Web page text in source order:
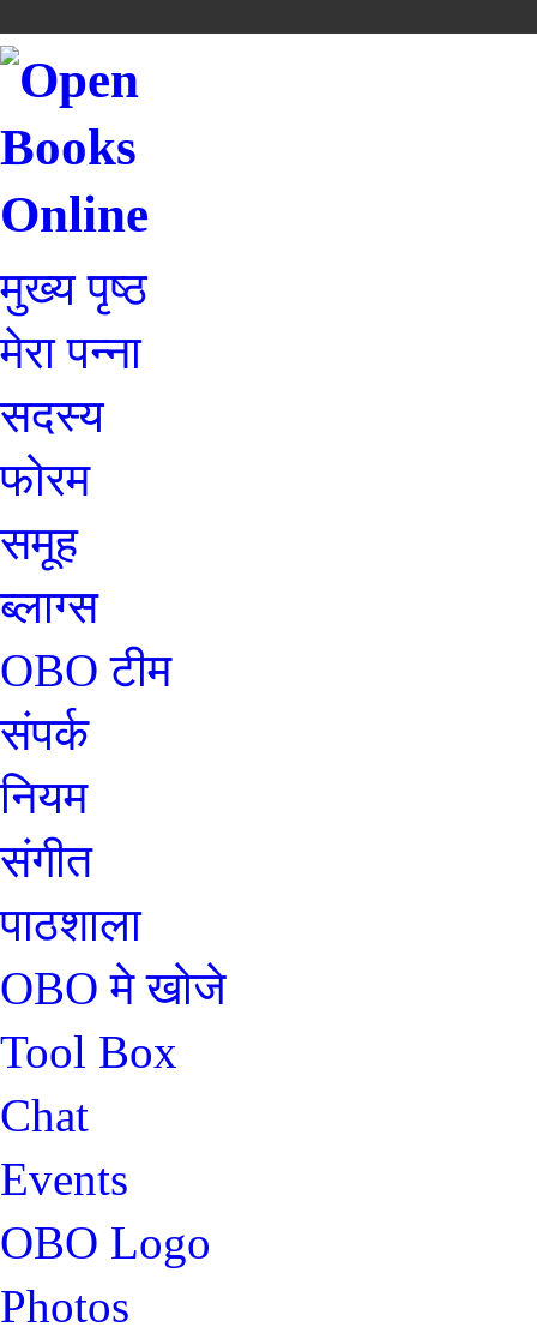
मुख्य पृष्ठ
मेरा पन्ना
सदस्य
फोरम
समूह
ब्लाग्स
OBO टीम
संपर्क
नियम
संगीत
पाठशाला
OBO मे खोजे
Tool Box
Chat
Events
OBO Logo
Photos